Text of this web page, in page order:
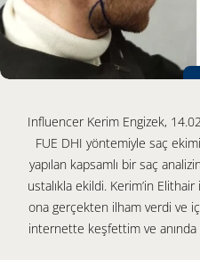
Influencer Kerim Engizek,
FUE DHI yöntemiyle saç ekimi
yapılan kapsamlı bir saç
ustalıkla ekildi. Kerim’in
ona gerçekten ilham verdi ve
internette keşfettim ve anında